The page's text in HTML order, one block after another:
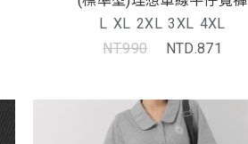
L XL 2XL 3XL 4XL
NT.990
NTD.871